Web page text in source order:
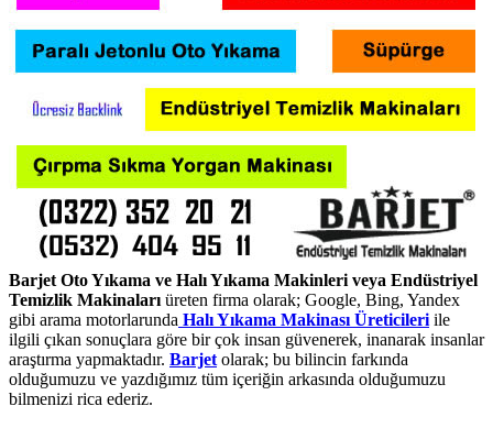
Barjet Oto Yıkama ve Halı Yıkama Makinleri veya Endüstriyel
Temizlik Makinalarıüreten firma olarak; Google, Bing, Yandex
gibi arama motorlarunda Halı Yıkama Makinası Üreticileriile
ilgili çıkan sonuçlara göre bir çok insan güvenerek, inanarak insanlar
araştırma yapmaktadır. Barjetolarak; bu bilincin farkında
olduğumuzu ve yazdığımız tüm içeriğin arkasında olduğumuzu
bilmenizi rica ederiz.